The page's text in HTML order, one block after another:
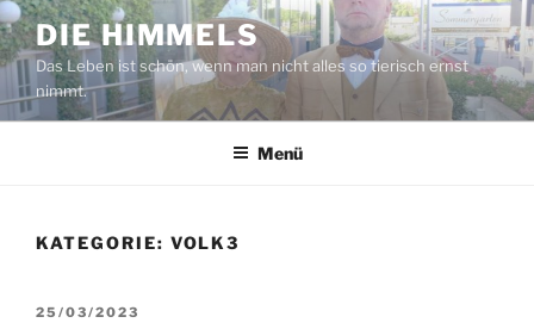
Zum
Inhalt
springen
DIE HIMMELS
Das Leben ist schön, wenn man nicht alles so tierisch ernst
nimmt.
Menü
KATEGORIE: VOLK3
VERÖFFENTLICHT
25/03/2023